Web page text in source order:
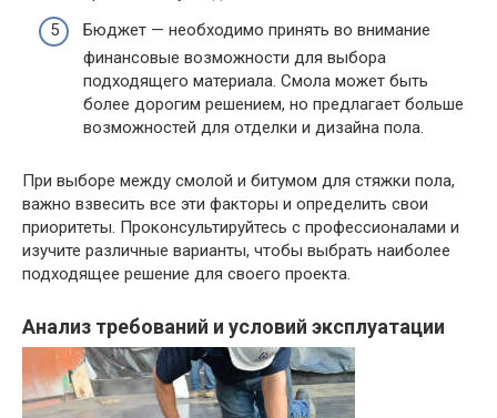
Бюджет — необходимо принять во внимание
финансовые возможности для выбора
подходящего материала. Смола может быть
более дорогим решением, но предлагает больше
возможностей для отделки и дизайна пола.
При выборе между смолой и битумом для стяжки пола,
важно взвесить все эти факторы и определить свои
приоритеты. Проконсультируйтесь с профессионалами и
изучите различные варианты, чтобы выбрать наиболее
подходящее решение для своего проекта.
Анализ требований и условий эксплуатации